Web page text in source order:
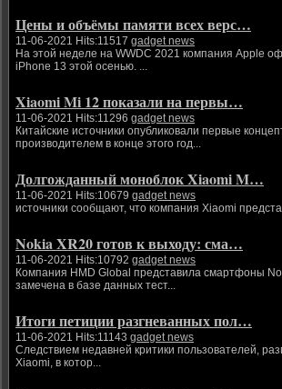
Цены и объёмы памяти всех верс…
11-06-2021 Hits:11517 gadget news
На этой неделе на WWDC 2021 компания Apple
iPhone 13 этой осенью. ...
Xiaomi Mi 12 показали на первы…
11-06-2021 Hits:11296 gadget news
Китайские источники опубликовали первые
производителем в конце этого год...
Долгожданный моноблок Xiaomi M…
11-06-2021 Hits:10679 gadget news
источники сообщают, что компания Xiaomi
Nokia XR20 готов к выходу: сма…
11-06-2021 Hits:10792 gadget news
Компания HMD Global представила смартфоны
замечена в базе данных тест...
Итоги петиции разгневанных пол…
11-06-2021 Hits:11143 gadget news
Следствием недавней критики пользователей,
Xiaomi, в котор...